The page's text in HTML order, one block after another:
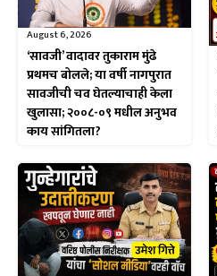
August 6, 2026
‘सावजी’ वादावर तुकाराम मुंढे
प्रथमच बोलले; या वर्षी नागपुरात
सावजीची चव घेतल्याचाही केला
खुलासा; २००८-०९ मधील अनुभव
काय सांगितला?